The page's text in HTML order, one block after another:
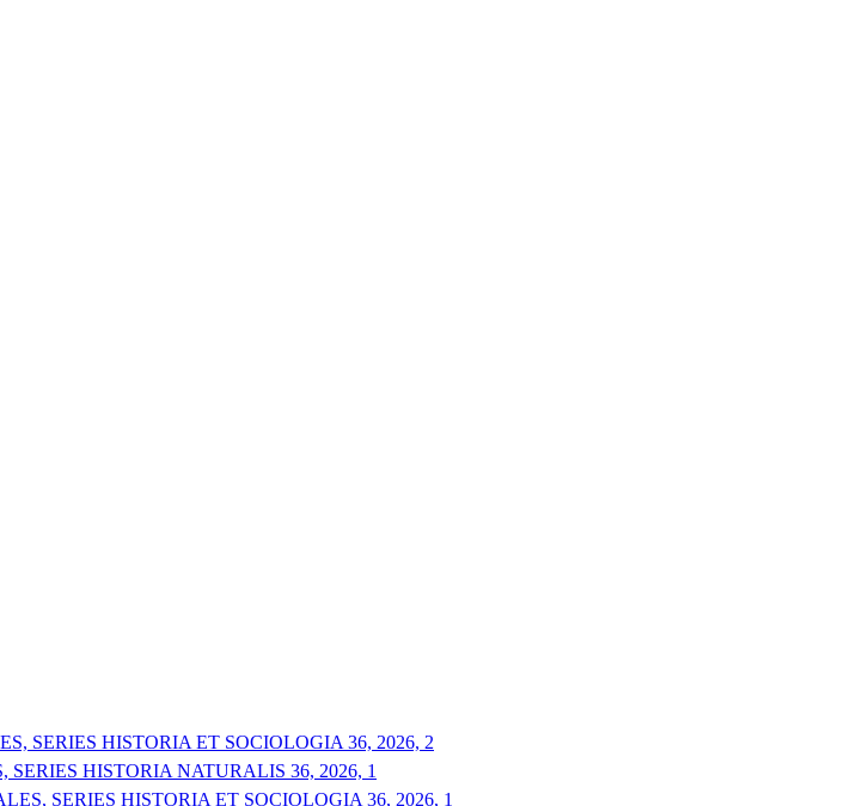
SERIES HISTORIA ET SOCIOLOGIA 36, 2026, 2
SERIES HISTORIA NATURALIS 36, 2026, 1
SERIES HISTORIA ET SOCIOLOGIA 36, 2026, 1